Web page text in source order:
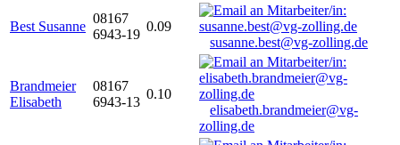
Best Susanne
08167
6943-19
0.09
susanne.best@vg-zolling.de
Brandmeier
Elisabeth
08167
6943-13
0.10
elisabeth.brandmeier@vg-
zolling.de